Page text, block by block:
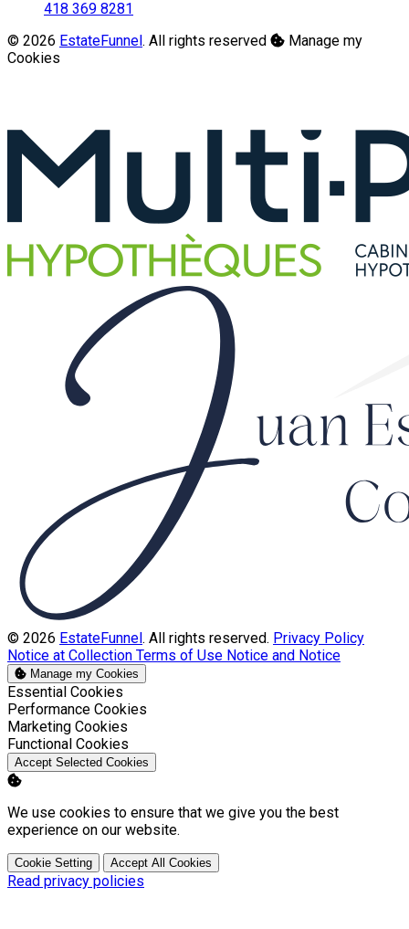
418 369 8281
© 2026 EstateFunnel. All rights reserved
Manage my
Cookies
© 2026 EstateFunnel. All rights reserved. Privacy Policy
Notice at Collection Terms of Use Notice and Notice
Manage my Cookies
Enable
Essential Cookies
Enable
Performance Cookies
Enable
Marketing Cookies
Enable
Functional Cookies
Accept Selected Cookies
We use cookies to ensure that we give you the best
experience on our website.
Cookie Setting Accept All Cookies
Read privacy policies